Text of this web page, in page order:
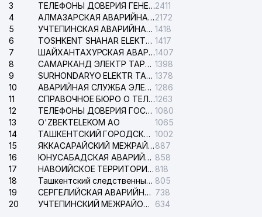
3
ТЕЛЕФОНЫ ДОВЕРИЯ ГЕНЕРАЛЬНОЙ ПРОКУРАТУРЫ РЕСПУБЛИКИ УЗБЕКИСТАН2411
4
АЛМАЗАРСКАЯ АВАРИЙНАЯ СЛУЖБА ЭЛЕКТРОСЕТИ2172
5
УЧТЕПИНСКАЯ АВАРИЙНАЯ СЛУЖБА ЭЛЕКТРОСЕТИ 1418
6
TOSHKENT SHAHAR ELEKTR TARMOQLARI KORXONASI АО 1417
7
ШАЙХАНТАХУРСКАЯ АВАРИЙНАЯ СЛУЖБА ЭЛЕКТРОСЕТИ1407
8
САМАРКАНД ЭЛЕКТР ТАРМОКЛАРИ АО 1398
9
SURHONDARYO ELEKTR TARMOKLARI АО 1378
10
АВАРИЙНАЯ СЛУЖБА ЭЛЕКТРОСЕТИ ТАШКЕНТСКОГО РАЙОНА 1286
11
СПРАВОЧНОЕ БЮРО О ТЕЛЕФОНАХ ОРГАНИЗАЦИЙ г. ТАШКЕНТА1263
12
ТЕЛЕФОНЫ ДОВЕРИЯ ГОСУДАРСТВЕННОГО ЦЕНТРА ТЕСТИРОВАНИЯ 1080
13
O'ZBEKTELEKOM АО
1065
14
ТАШКЕНТСКИЙ ГОРОДСКОЙ СУД ПО ГРАЖДАНСКИМ ДЕЛАМ 1002
15
ЯККАСАРАЙСКИЙ МЕЖРАЙОННЫЙ СУД ПО ГРАЖДАНСКИМ ДЕЛАМ887
16
ЮНУСАБАДСКАЯ АВАРИЙНАЯ СЛУЖБА ЭЛЕКТРОСЕТИ 858
17
НАВОИЙСКОЕ ТЕРРИТОРИАЛЬНОЕ ПРЕДПРИЯТИЕ ЭЛЕКТРОСЕТИ АО 818
18
Ташкентский следственный изолятор 805
19
СЕРГЕЛИЙСКАЯ АВАРИЙНАЯ СЛУЖБА ЭЛЕКТРОСЕТИ 738
20
УЧТЕПИНСКИЙ МЕЖРАЙОННЫЙ СУД ПО ГРАЖДАНСКИМ ДЕЛАМ 634